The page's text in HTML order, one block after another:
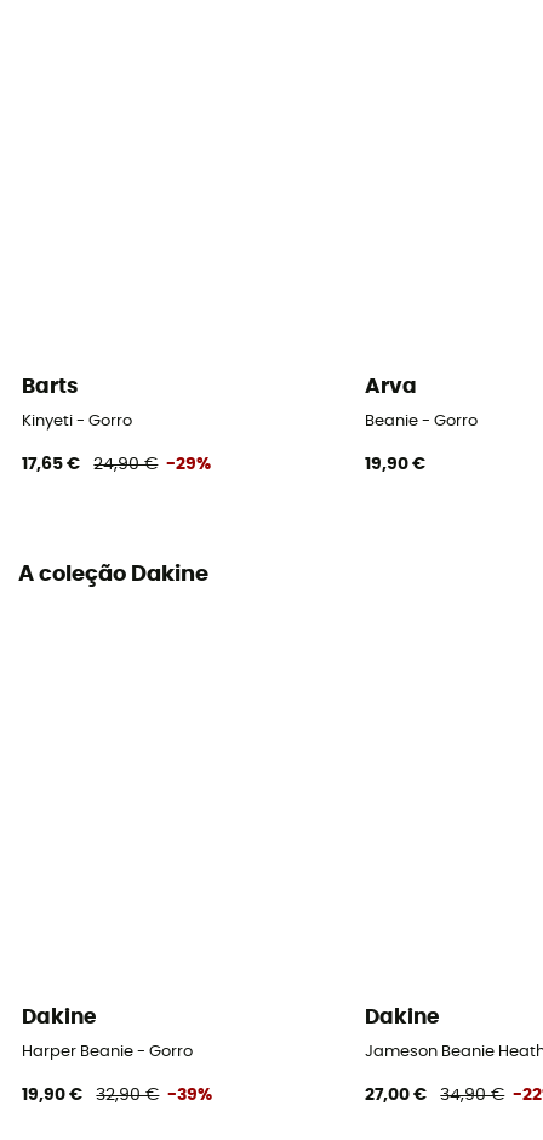
Barts
Kinyeti - Gorro
17,65 € 24,90 € -29%
Arva
Beanie - Gorro
19,90 €
A coleção Dakine
Dakine
Harper Beanie - Gorro
19,90 € 32,90 € -39%
Dakine
Jameson Beanie
27,00 € 34,90 € -